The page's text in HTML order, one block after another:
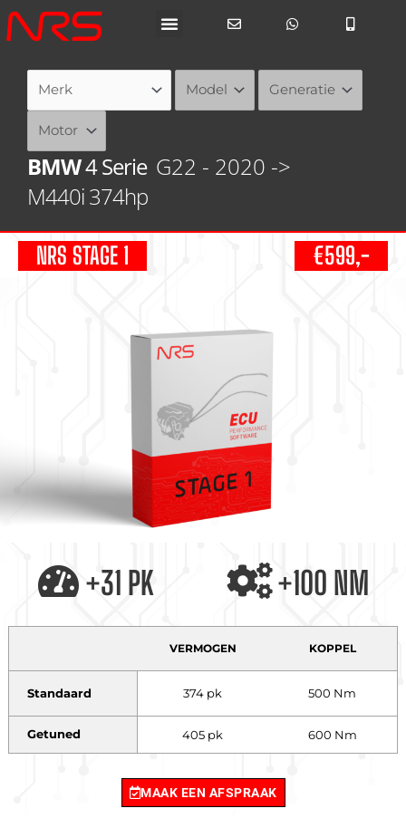
Ga
naar
BMW4 Serie G22 - 2020 ->
M440i 374hp
NRS STAGE 1 €599,-
+31 PK +100 NM
VERMOGEN KOPPEL
Standaard 374 pk 500 Nm
Getuned 405 pk 600 Nm
MAAK EEN AFSPRAAK